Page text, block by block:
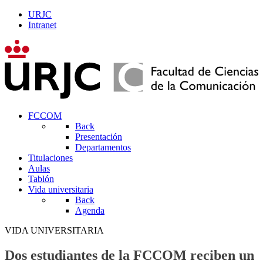
URJC
Intranet
FCCOM
Back
Presentación
Departamentos
Titulaciones
Aulas
Tablón
Vida universitaria
Back
Agenda
VIDA UNIVERSITARIA
Dos estudiantes de la FCCOM reciben un